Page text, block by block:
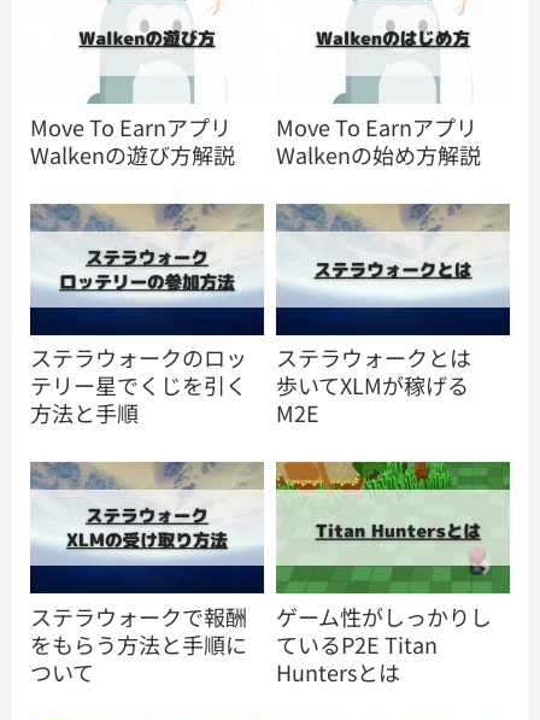
Move To Earnアプリ
Walkenの遊び方解説
Move To Earnアプリ
Walkenの始め方解説
ステラウォークのロッ
テリー星でくじを引く
方法と手順
ステラウォークとは
歩いてXLMが稼げる
M2E
ステラウォークで報酬
をもらう方法と手順に
ついて
ゲーム性がしっかりし
ているP2E Titan
Huntersとは